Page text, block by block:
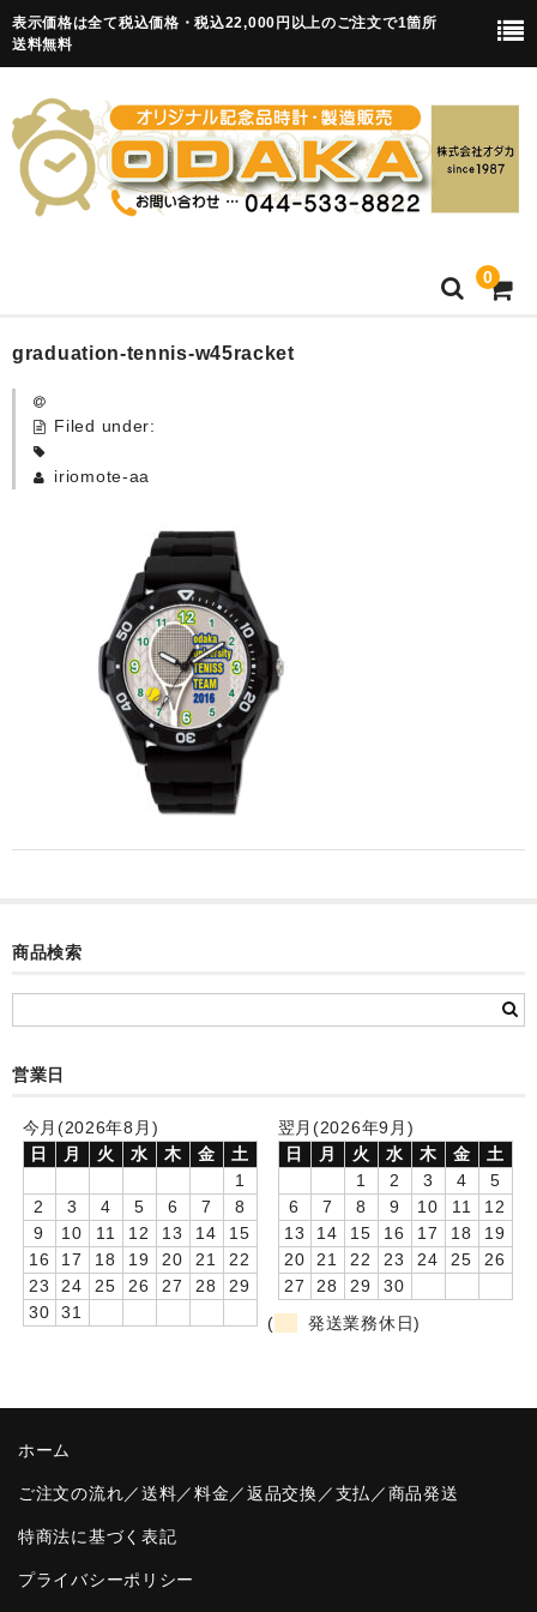
表示価格は全て税込価格・税込22,000円以上のご注文で1箇所
送料無料
0
HOME
卒園記念品
カード付フォトフレームクロック(集合)
目覚まし時計(集合＋個別)
メロディ時計(集合)
音声時計(集合)
目覚まし時計(個別)
お絵かきギャラリープラス(絵＋個別)
制服メモリー
園や先生への贈り物
卒業記念品
音声入りフォトフレームクロック(集合)
音声入りフォトフレームクロック(校歌)
ポケットウォッチ
graduation-tennis-w45racket
Filed under:
iriomote-aa
商品検索
営業日
今月(2026年8月)
日
月 火 水 木 金
土
1
2
3 4 5 6 7
8
9
10 11 12 13 14
15
16
17 18 19 20 21
22
23
24 25 26 27 28
29
30
31
翌月(2026年9月)
日
月 火 水 木 金
土
1
2 3 4
5
6
7 8 9 10 11
12
13
14 15 16 17 18
19
20
21 22 23 24 25
26
27
28 29
30
(
発送業務休日)
ホーム
ご注文の流れ／送料／料金／返品交換／支払／商品発送
特商法に基づく表記
プライバシーポリシー